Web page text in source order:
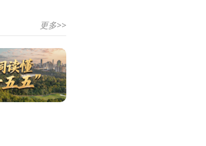
更多>>